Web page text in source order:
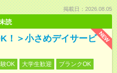
掲載日：2026.08.05
読
NEW
！＞小さめデイサービ
OK 大学生歓迎
ブランクOK